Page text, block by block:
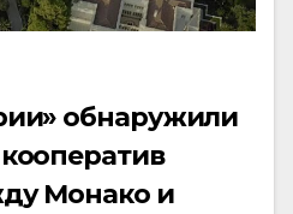
обнаружили
Монако и